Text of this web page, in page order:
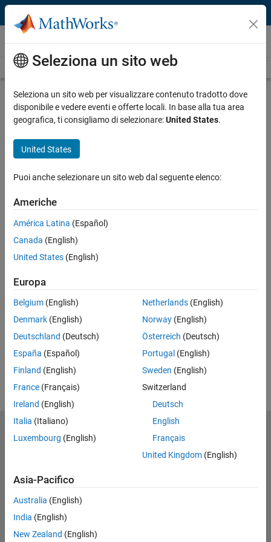
Vai al contenuto
Video
Videos Home Search
Play
Description
MathWorks Modelscape
Governance
Related Resources
Feedback
UP NEXT
RELATED VIDEOS
Seleziona un sito web
Seleziona un sito web per visualizzare contenuto tradotto dove
disponibile e vedere eventi e offerte locali. In base alla tua area
geografica, ti consigliamo di selezionare:United States.
United States
Puoi anche selezionare un sito web dal seguente elenco:
Americhe
América Latina (Español)
Canada (English)
United States (English)
Europa
Belgium (English)
Denmark (English)
Deutschland (Deutsch)
España (Español)
Finland (English)
France (Français)
Ireland (English)
Italia (Italiano)
Luxembourg (English)
Netherlands(English)
Norway(English)
Österreich (Deutsch)
Portugal (English)
Sweden (English)
Switzerland
Deutsch
English
Français
United Kingdom(English)
Asia-Pacifico
Australia (English)
India (English)
New Zealand (English)
MathWorks
Accelerating the pace of engineering and science
Prova o Acquista
Scopri i nostri prodotti